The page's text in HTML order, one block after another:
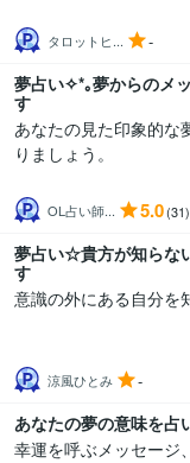
タロットヒ... -
夢占い✧*｡夢からのメ
す
あなたの見た印象的な
りましょう。
OL占い師... 5.0(31)
夢占い☆貴方が知らな
す
意識の外にある自分を
涼風ひとみ -
あなたの夢の意味を占
幸運を呼ぶメッセージ